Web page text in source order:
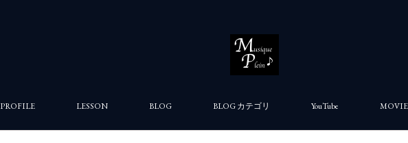
PROFILE LESSON BLOG BLOG カテゴリ YouTube